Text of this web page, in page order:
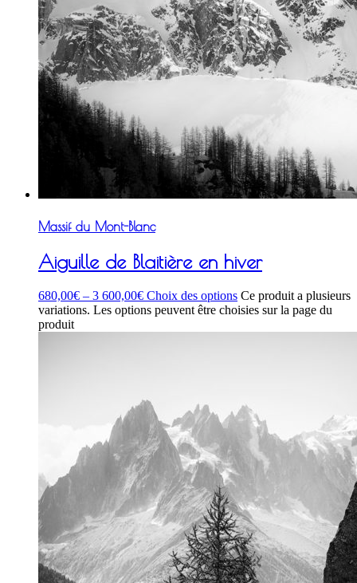
Massif du Mont-Blanc
Aiguille de Blaitière en hiver
680,00€ – 3 600,00€ Choix des options Ce produit a plusieurs
variations. Les options peuvent être choisies sur la page du
produit